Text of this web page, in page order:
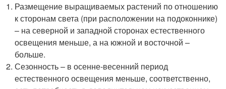
Размещение выращиваемых растений по отношению
к сторонам света (при расположении на подоконнике)
– на северной и западной сторонах естественного
освещения меньше, а на южной и восточной –
больше.
Сезонность – в осенне-весенний период
естественного освещения меньше, соответственно,